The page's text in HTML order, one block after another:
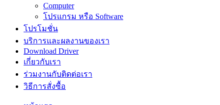
Computer
โปรแกรม หรือ Software
โปรโมชั่น
บริการและผลงานของเรา
Download Driver
เกี่ยวกับเรา
ร่วมงานกับติดต่อเรา
วิธีการสั่งซื้อ